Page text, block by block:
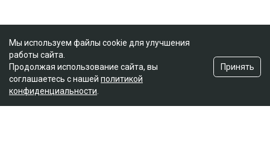
Мы используем файлы cookie для улучшения
работы сайта.
Продолжая использование сайта, вы
соглашаетесь с нашей политикой
конфиденциальности
Принять